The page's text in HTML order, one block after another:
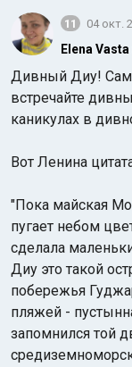
11 04 окт.
Elena Vasta
Дивный Диу!
встречайте
каникулах в
Вот Ленина
"Пока майская
пугает небом
сделала
Диу это такой
побережья
пляжей -
запомнился той